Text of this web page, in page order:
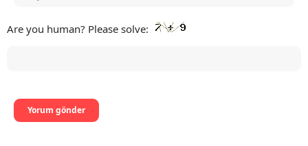
Are you human? Please solve: